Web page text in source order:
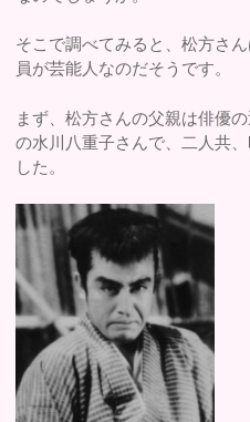
そこで調べてみると、松方さ
員が芸能人なのだそうです。
まず、松方さんの父親は俳優
の水川八重子さんで、二人共
した。